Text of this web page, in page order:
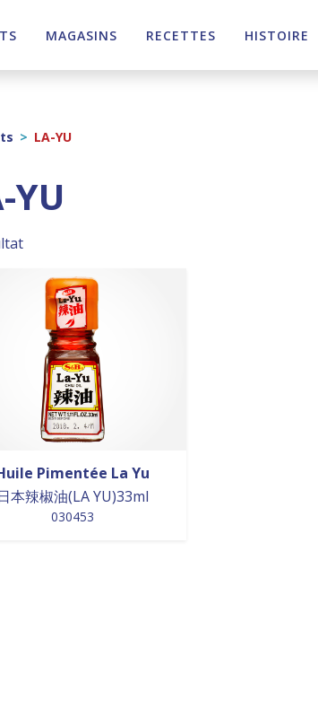
MAGASINS RECETTES HISTOIRE
> LA-YU
YU
Pimentée La Yu
本辣椒油(LA YU)33ml
030453